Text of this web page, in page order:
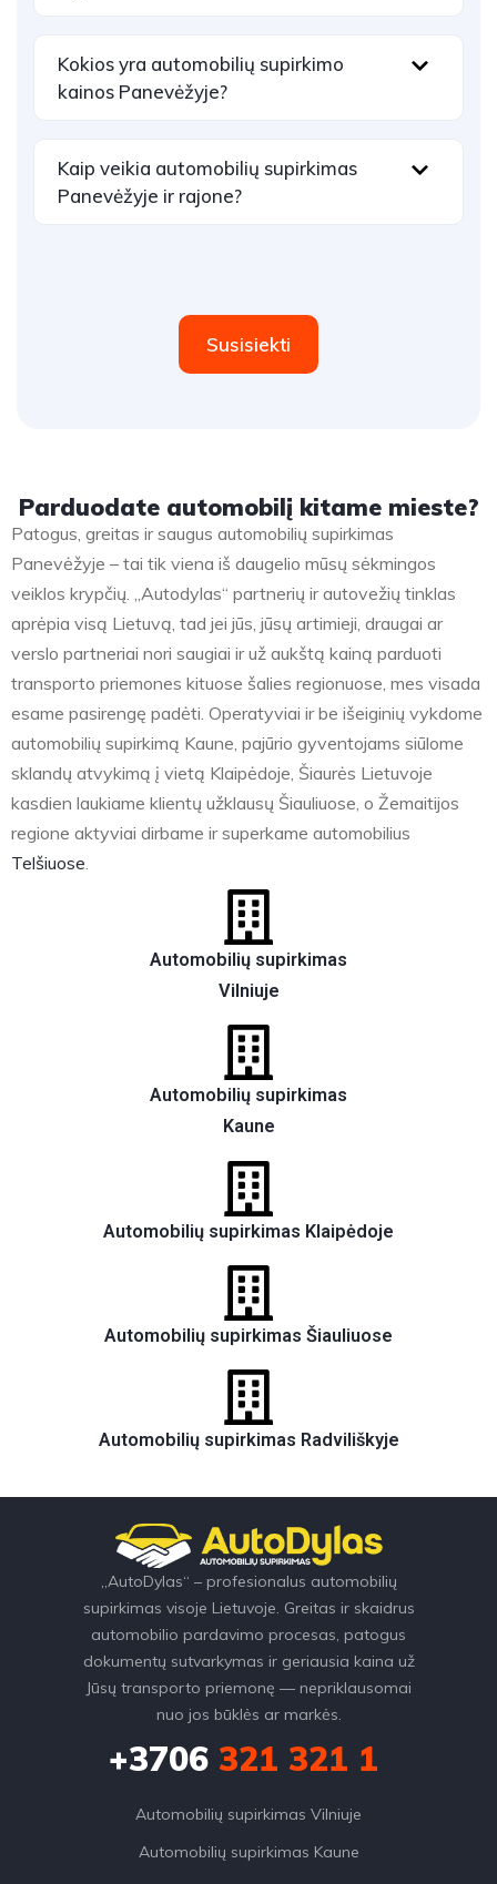
Kokios yra automobilių supirkimo
kainos Panevėžyje?
Kaip veikia automobilių supirkimas
Panevėžyje ir rajone?
Susisiekti
Parduodate automobilį kitame mieste?
Patogus, greitas ir saugus automobilių supirkimas
Panevėžyje – tai tik viena iš daugelio mūsų sėkmingos
veiklos krypčių. „Autodylas“ partnerių ir autovežių tinklas
aprėpia visą Lietuvą, tad jei jūs, jūsų artimieji, draugai ar
verslo partneriai nori saugiai ir už aukštą kainą parduoti
transporto priemones kituose šalies regionuose, mes visada
esame pasirengę padėti. Operatyviai ir be išeiginių vykdome
automobilių supirkimą Kaune, pajūrio gyventojams siūlome
sklandų atvykimą į vietą Klaipėdoje, Šiaurės Lietuvoje
kasdien laukiame klientų užklausų Šiauliuose, o Žemaitijos
regione aktyviai dirbame ir superkame automobilius
Telšiuose
Automobilių supirkimas
Vilniuje
Automobilių supirkimas
Kaune
Automobilių supirkimas Klaipėdoje
Automobilių supirkimas Šiauliuose
Automobilių supirkimas Radviliškyje
„AutoDylas“ – profesionalus automobilių
supirkimas visoje Lietuvoje. Greitas ir skaidrus
automobilio pardavimo procesas, patogus
dokumentų sutvarkymas ir geriausia kaina už
Jūsų transporto priemonę — nepriklausomai
nuo jos būklės ar markės.
+3706321 321 1
Automobilių supirkimas Vilniuje
Automobilių supirkimas Kaune